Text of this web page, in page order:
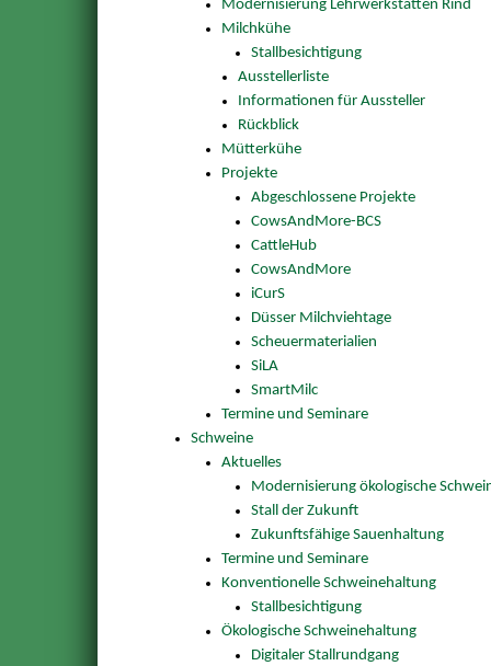
Modernisierung Lehrwerkstätten Rind
Milchkühe
Stallbesichtigung
Ausstellerliste
Informationen für Aussteller
Rückblick
Mütterkühe
Projekte
Abgeschlossene Projekte
CowsAndMore-BCS
CattleHub
CowsAndMore
iCurS
Düsser Milchviehtage
Scheuermaterialien
SiLA
SmartMilc
Termine und Seminare
Schweine
Aktuelles
Modernisierung ökologische
Stall der Zukunft
Zukunftsfähige Sauenhaltung
Termine und Seminare
Konventionelle Schweinehaltung
Stallbesichtigung
Ökologische Schweinehaltung
Digitaler Stallrundgang